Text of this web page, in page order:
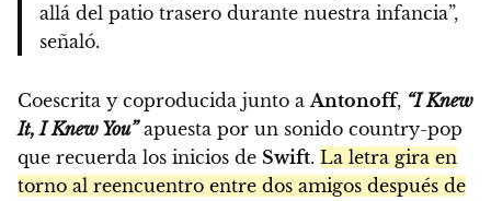
allá del patio trasero durante nuestra infancia”,
señaló.
Coescrita y coproducida junto a Antonoff, “I Knew
It, I Knew You”apuesta por un sonido country-pop
que recuerda los inicios de Swift. La letra gira en
torno al reencuentro entre dos amigos después de